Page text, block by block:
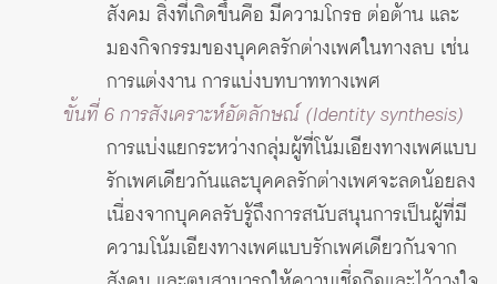
สังคม สิ่งที่เกิดขึ้นคือ มีความโกรธ ต่อต้าน และ
มองกิจกรรมของบุคคลรักต่างเพศในทางลบ เช่น
การแต่งงาน การแบ่งบทบาททางเพศ
ขั้นที่ 6 การสังเคราะห์อัตลักษณ์ (Identity synthesis)
การแบ่งแยกระหว่างกลุ่มผู้ที่โน้มเอียงทางเพศแบบ
รักเพศเดียวกันและบุคคลรักต่างเพศจะลดน้อยลง
เนื่องจากบุคคลรับรู้ถึงการสนับสนุนการเป็นผู้ที่มี
ความโน้มเอียงทางเพศแบบรักเพศเดียวกันจาก